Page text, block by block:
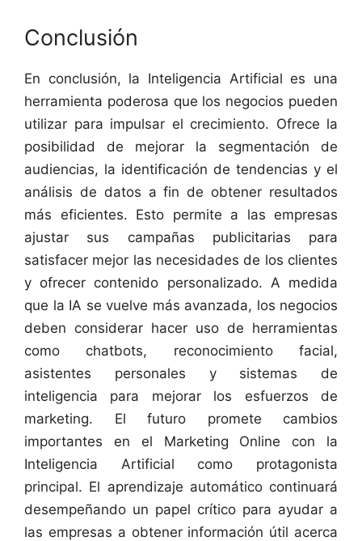
Conclusión
En conclusión, la Inteligencia Artificial es una
herramienta poderosa que los negocios pueden
utilizar para impulsar el crecimiento. Ofrece la
posibilidad de mejorar la segmentación de
audiencias, la identificación de tendencias y el
análisis de datos a fin de obtener resultados
más eficientes. Esto permite a las empresas
ajustar sus campañas publicitarias para
satisfacer mejor las necesidades de los clientes
y ofrecer contenido personalizado. A medida
que la IA se vuelve más avanzada, los negocios
deben considerar hacer uso de herramientas
como chatbots, reconocimiento facial,
asistentes personales y sistemas de
inteligencia para mejorar los esfuerzos de
marketing. El futuro promete cambios
importantes en el Marketing Online con la
Inteligencia Artificial como protagonista
principal. El aprendizaje automático continuará
desempeñando un papel crítico para ayudar a
las empresas a obtener información útil acerca